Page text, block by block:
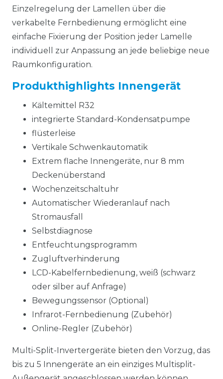
Einzelregelung der Lamellen über die
verkabelte Fernbedienung ermöglicht eine
einfache Fixierung der Position jeder Lamelle
individuell zur Anpassung an jede beliebige neue
Raumkonfiguration.
Produkthighlights Innengerät
Kältemittel R32
integrierte Standard-Kondensatpumpe
flüsterleise
Vertikale Schwenkautomatik
Extrem flache Innengeräte, nur 8 mm
Deckenüberstand
Wochenzeitschaltuhr
Automatischer Wiederanlauf nach
Stromausfall
Selbstdiagnose
Entfeuchtungsprogramm
Zugluftverhinderung
LCD-Kabelfernbedienung, weiß (schwarz
oder silber auf Anfrage)
Bewegungssensor (Optional)
Infrarot-Fernbedienung (Zubehör)
Online-Regler (Zubehör)
Multi-Split-Invertergeräte bieten den Vorzug, das
bis zu 5 Innengeräte an ein einziges Multisplit-